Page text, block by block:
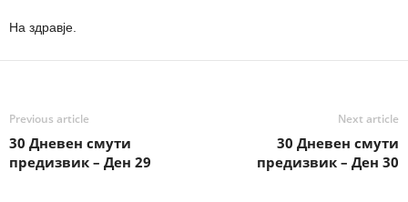
На здравје.
Previous article
30 Дневен смути
предизвик – Ден 29
Next article
30 Дневен смути
предизвик – Ден 30